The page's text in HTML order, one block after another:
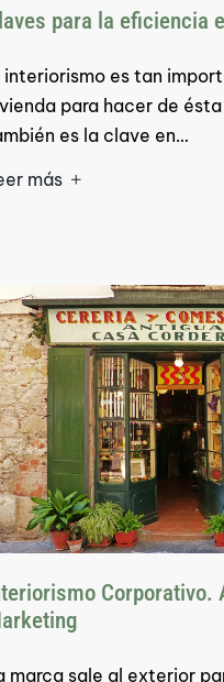
para la eficiencia
interiorismo es tan
para hacer de
es la clave en…
más
Corporativo.
marca sale al exterior